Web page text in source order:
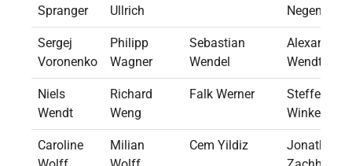
Spranger
Ullrich
Negenborn
Sergej
Voronenko
Philipp
Wagner
Sebastian
Wendel
Alexander
Wendt
Niels
Wendt
Richard
Weng
Falk Werner
Steffen
Caroline
Milian
Cem Yildiz
Jonathan